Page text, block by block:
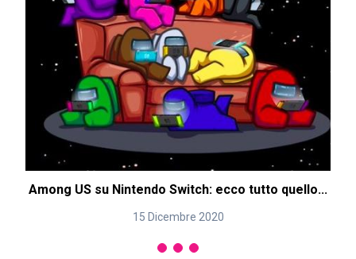
Among US su Nintendo Switch: ecco tutto quello...
15 Dicembre 2020